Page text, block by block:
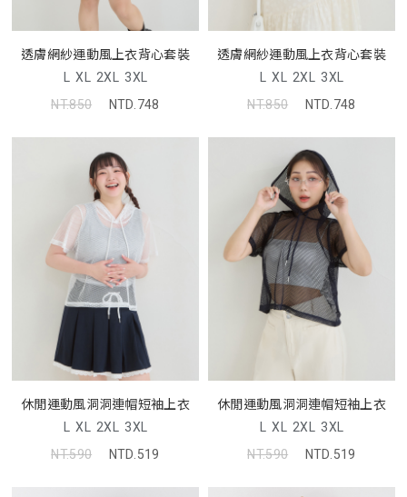
透膚網紗運動風上衣背心套裝
L XL 2XL 3XL
NT.850
NTD.748
透膚網紗運動風上衣背心套裝
L XL 2XL 3XL
NT.850
NTD.748
休閒運動風洞洞連帽短袖上衣
L XL 2XL 3XL
NT.590
NTD.519
休閒運動風洞洞連帽短袖上衣
L XL 2XL 3XL
NT.590
NTD.519